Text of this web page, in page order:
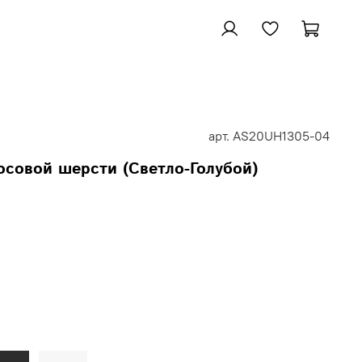
арт. AS20UH1305-04
шерсти (Светло-Голубой)